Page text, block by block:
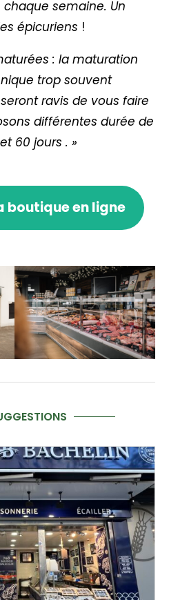
semaine. Un
épicuriens !
: la maturation
trop souvent
ravis de vous faire
différentes durée de
60 jours . »
boutique en ligne